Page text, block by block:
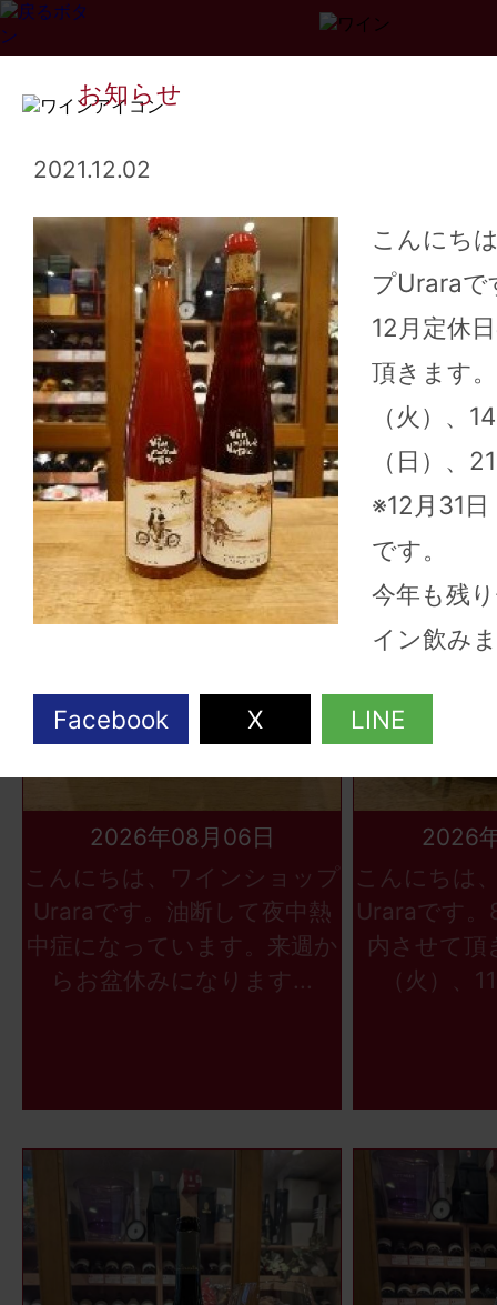
Page 2 3 ... 34 >>
2026年08月06日
こんにちは、ワインショップ
Uraraです。油断して夜中熱
中症になっています。来週か
らお盆休みになります...
2026
こんにちは
Uraraです。
内させて頂
（火）、
お知らせ
2021.12.02
こんにち
プUraraで
12月定休
頂きます
（火）、
（日）、
※12月31日
です。
今年も残
イン飲み